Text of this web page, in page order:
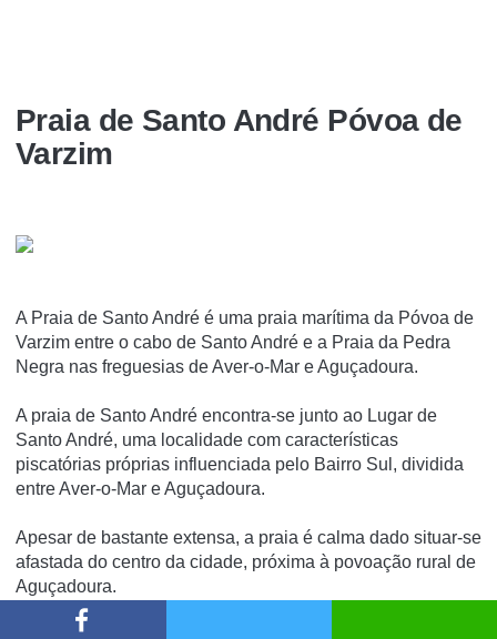
Praia de Santo André Póvoa de
Varzim
A Praia de Santo André é uma praia marí­tima da Póvoa de
Varzim entre o cabo de Santo André e a Praia da Pedra
Negra nas freguesias de Aver-o-Mar e Aguçadoura.
A praia de Santo André encontra-se junto ao Lugar de
Santo André, uma localidade com caracterí­sticas
piscatórias próprias influenciada pelo Bairro Sul, dividida
entre Aver-o-Mar e Aguçadoura.
Apesar de bastante extensa, a praia é calma dado situar-se
afastada do centro da cidade, próxima à povoação rural de
Aguçadoura.